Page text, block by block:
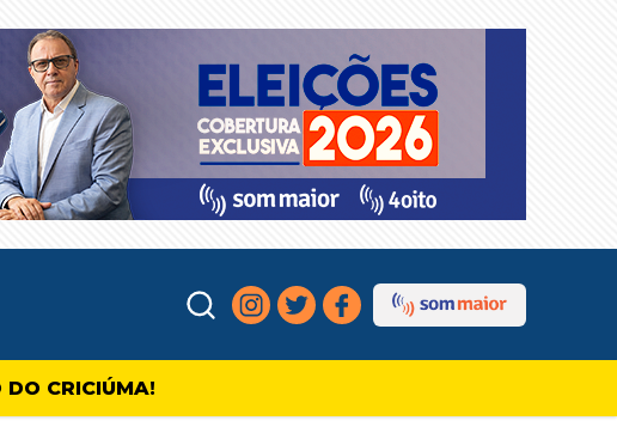
DO CRICIÚMA!